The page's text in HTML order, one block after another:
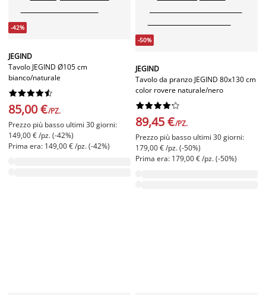
-42%
JEGIND
Tavolo JEGIND Ø105 cm
bianco/naturale






85,00 €/PZ.
Prezzo più basso ultimi 30 giorni:
149,00 € /pz. (-42%)
Prima era: 149,00 € /pz. (-42%)
-50%
JEGIND
Tavolo da pranzo JEGIND 80x130 cm
color rovere naturale/nero






89,45 €/PZ.
Prezzo più basso ultimi 30 giorni:
179,00 € /pz. (-50%)
Prima era: 179,00 € /pz. (-50%)